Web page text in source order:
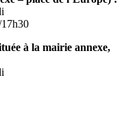
à la mairie annexe,